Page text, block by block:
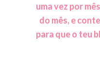
uma vez por
do mês, e
para que o teu